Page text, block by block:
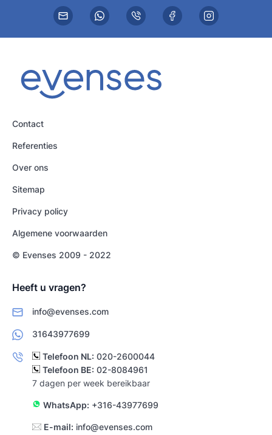
Contact
Referenties
Over ons
Sitemap
Privacy policy
Algemene voorwaarden
© Evenses 2009 - 2022
Heeft u vragen?
info@evenses.com
31643977699
Telefoon NL: 020-2600044
Telefoon BE: 02-8084961
7 dagen per week bereikbaar
WhatsApp: +316-43977699
E-mail: info@evenses.com